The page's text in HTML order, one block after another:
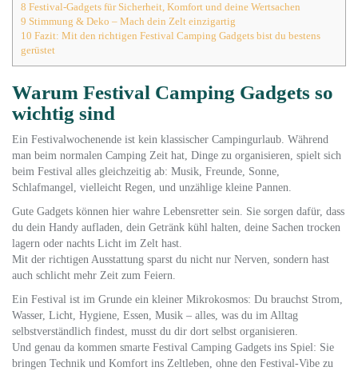
8 Festival-Gadgets für Sicherheit, Komfort und deine Wertsachen
9 Stimmung & Deko – Mach dein Zelt einzigartig
10 Fazit: Mit den richtigen Festival Camping Gadgets bist du bestens
gerüstet
Warum Festival Camping Gadgets so
wichtig sind
Ein Festivalwochenende ist kein klassischer Campingurlaub. Während
man beim normalen Camping Zeit hat, Dinge zu organisieren, spielt sich
beim Festival alles gleichzeitig ab: Musik, Freunde, Sonne,
Schlafmangel, vielleicht Regen, und unzählige kleine Pannen.
Gute Gadgets können hier wahre Lebensretter sein. Sie sorgen dafür, dass
du dein Handy aufladen, dein Getränk kühl halten, deine Sachen trocken
lagern oder nachts Licht im Zelt hast.
Mit der richtigen Ausstattung sparst du nicht nur Nerven, sondern hast
auch schlicht mehr Zeit zum Feiern.
Ein Festival ist im Grunde ein kleiner Mikrokosmos: Du brauchst Strom,
Wasser, Licht, Hygiene, Essen, Musik – alles, was du im Alltag
selbstverständlich findest, musst du dir dort selbst organisieren.
Und genau da kommen smarte Festival Camping Gadgets ins Spiel: Sie
bringen Technik und Komfort ins Zeltleben, ohne den Festival-Vibe zu